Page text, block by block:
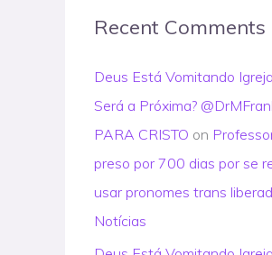
Recent Comments
Deus Está Vomitando
Será a Próxima?
PARA CRISTO on
preso por 700 dias por se
usar pronomes trans
Notícias